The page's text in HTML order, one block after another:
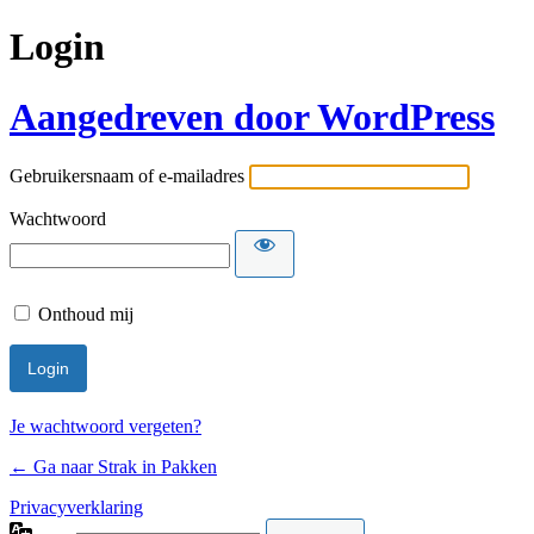
Login
Aangedreven door WordPress
Gebruikersnaam of e-mailadres
Wachtwoord
Onthoud mij
Je wachtwoord vergeten?
← Ga naar Strak in Pakken
Privacyverklaring